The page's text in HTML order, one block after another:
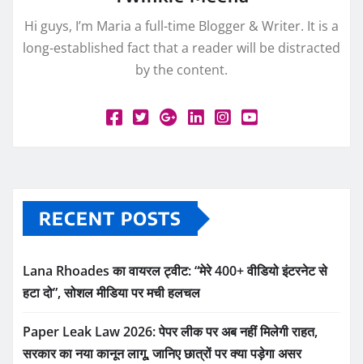
Hi guys, I’m Maria a full-time Blogger & Writer. It is a
long-established fact that a reader will be distracted
by the content.
RECENT POSTS
Lana Rhoades का वायरल ट्वीट: “मेरे 400+ वीडियो इंटरनेट से
हटा दो”, सोशल मीडिया पर मची हलचल
Paper Leak Law 2026: पेपर लीक पर अब नहीं मिलेगी राहत,
सरकार का नया कानून लागू, जानिए छात्रों पर क्या पड़ेगा असर